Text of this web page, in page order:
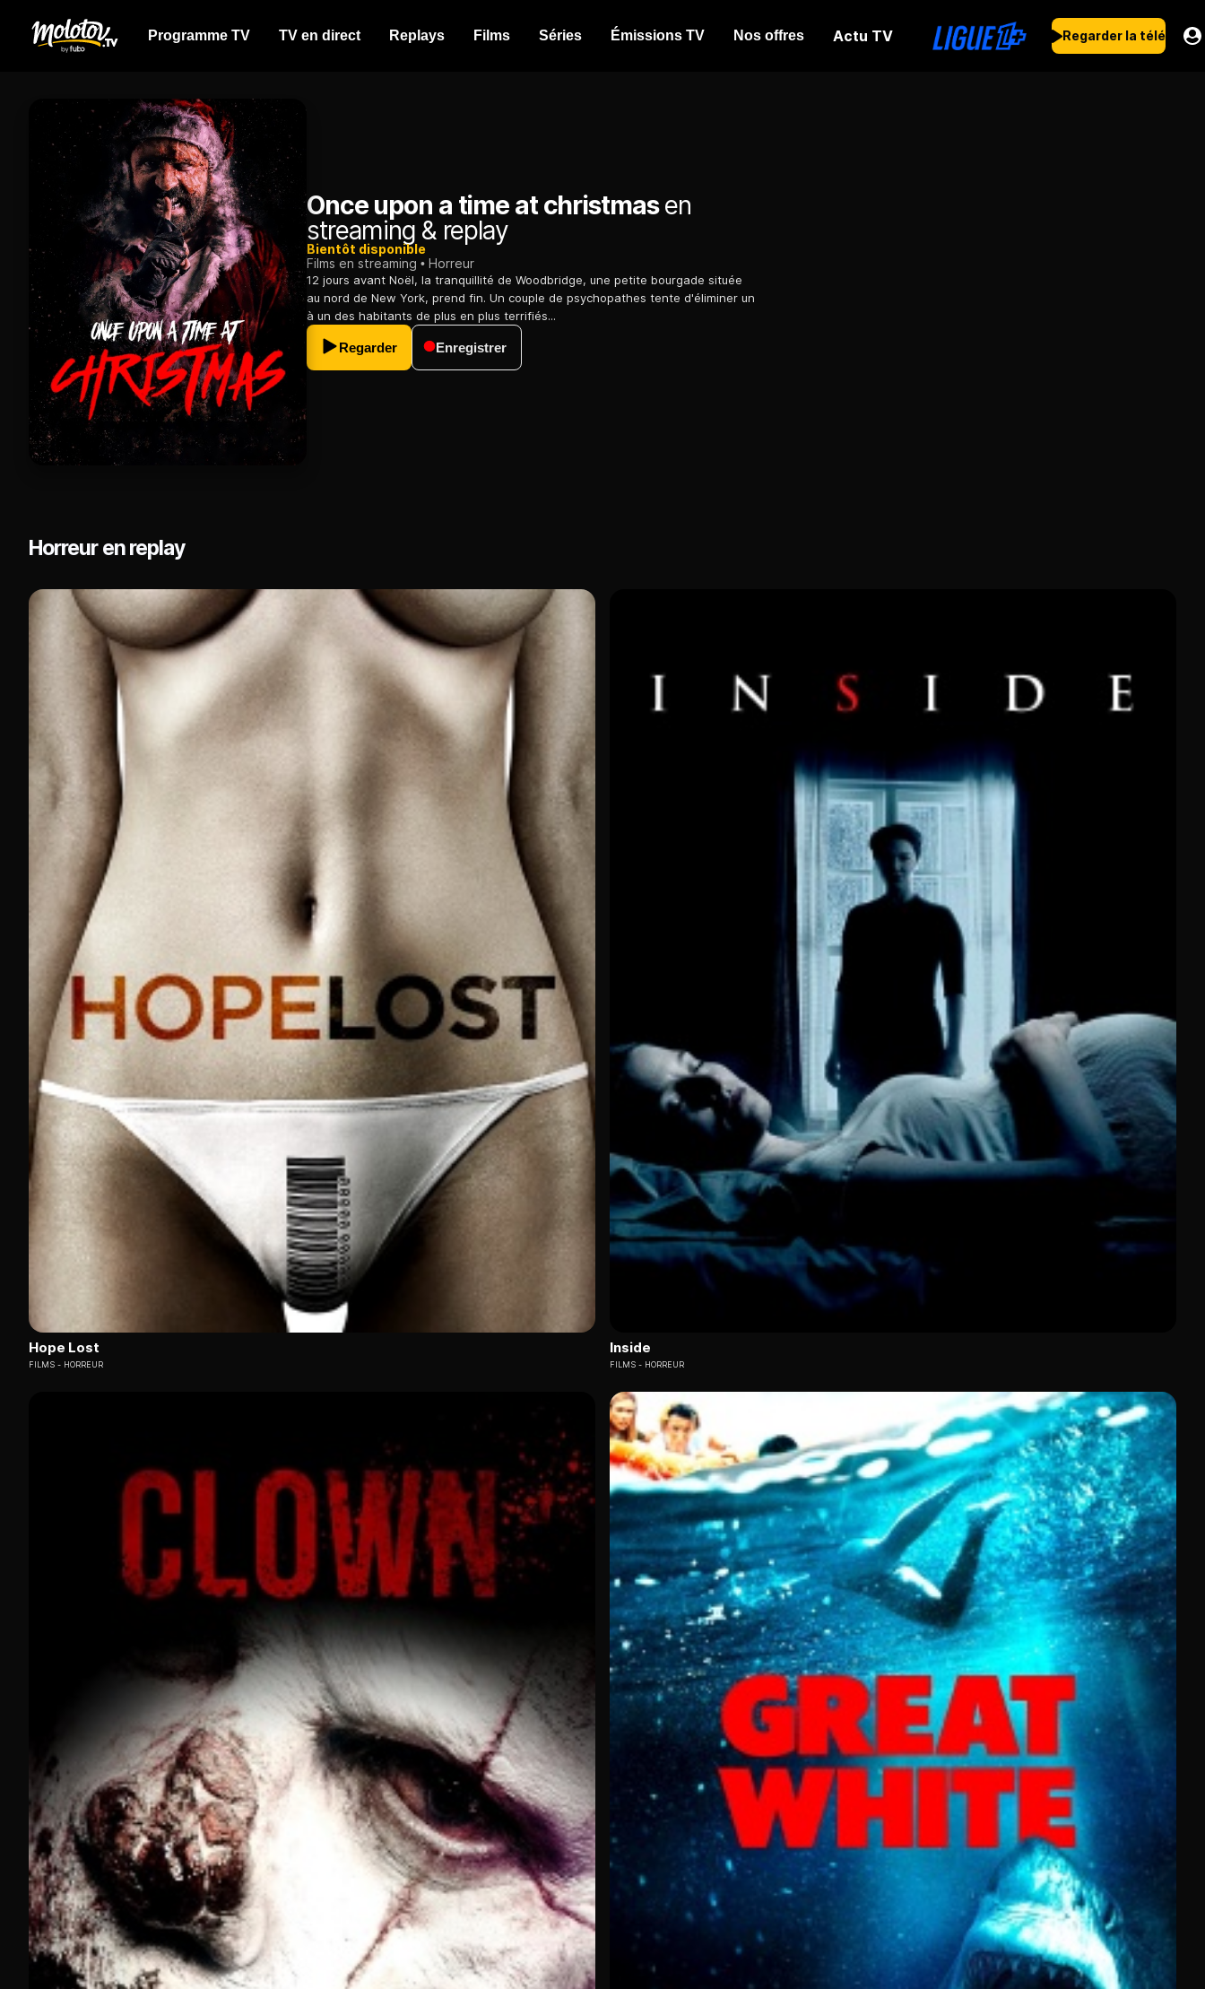
Programme TV TV en direct Replays Films Séries Émissions TV Nos offres Actu TV Regarder la télé
Once upon a time at christmasen
streaming & replay
Bientôt disponible
Films en streaming
Horreur
12 jours avant Noël, la tranquillité de Woodbridge, une petite bourgade située
au nord de New York, prend fin. Un couple de psychopathes tente d'éliminer un
à un des habitants de plus en plus terrifiés...
Regarder Enregistrer
Horreur en replay
Hope Lost
FILMS HORREUR
Inside
FILMS HORREUR